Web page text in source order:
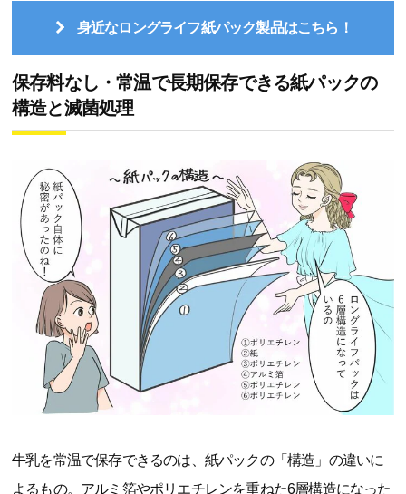
身近なロングライフ紙パック製品はこちら！
保存料なし・常温で長期保存できる紙パックの
構造と滅菌処理
牛乳を常温で保存できるのは、紙パックの「構造」の違いに
よるもの。アルミ箔やポリエチレンを重ねた6層構造になった